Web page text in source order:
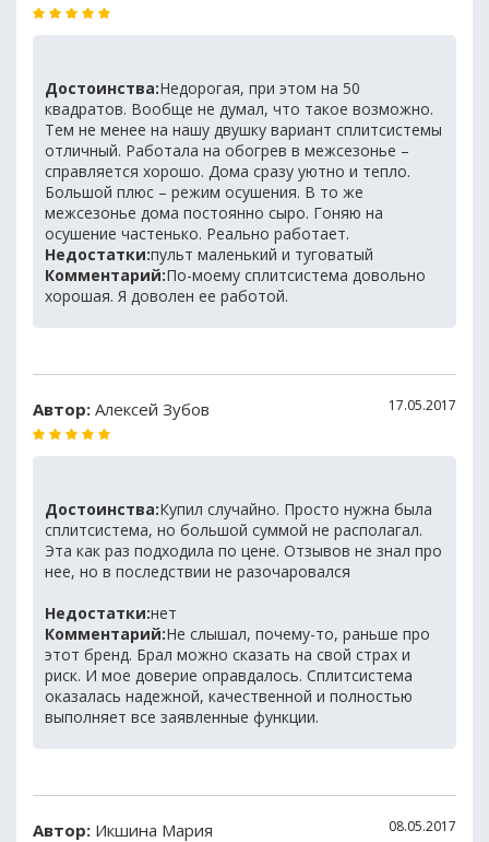
Достоинства:Недорогая, при этом на 50
квадратов. Вообще не думал, что такое возможно.
Тем не менее на нашу двушку вариант сплитсистемы
отличный. Работала на обогрев в межсезонье –
справляется хорошо. Дома сразу уютно и тепло.
Большой плюс – режим осушения. В то же
межсезонье дома постоянно сыро. Гоняю на
осушение частенько. Реально работает.
Недостатки:пульт маленький и туговатый
Комментарий:По-моему сплитсистема довольно
хорошая. Я доволен ее работой.
Автор: Алексей Зубов 17.05.2017
Достоинства:Купил случайно. Просто нужна была
сплитсистема, но большой суммой не располагал.
Эта как раз подходила по цене. Отзывов не знал про
нее, но в последствии не разочаровался
Недостатки:нет
Комментарий:Не слышал, почему-то, раньше про
этот бренд. Брал можно сказать на свой страх и
риск. И мое доверие оправдалось. Сплитсистема
оказалась надежной, качественной и полностью
выполняет все заявленные функции.
Автор: Икшина Мария 08.05.2017